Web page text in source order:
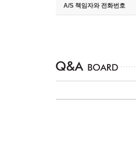
A/S 책임자와 전화번호